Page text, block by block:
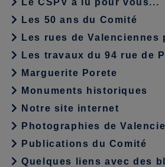
Les 50 ans du Comité
Les rues de Valenciennes
Les travaux du 94 rue de
Marguerite Porete
Monuments historiques
Notre site internet
Photographies de
Publications du Comité
Quelques liens avec des